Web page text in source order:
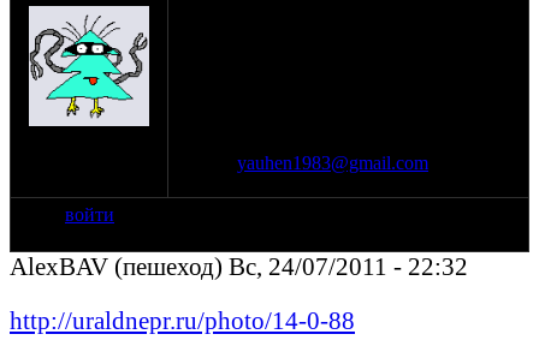
yauhen1983@gmail.com
войти
AlexBAV (пешеход) Вс, 24/07/2011 - 22:32
http://uraldnepr.ru/photo/14-0-88